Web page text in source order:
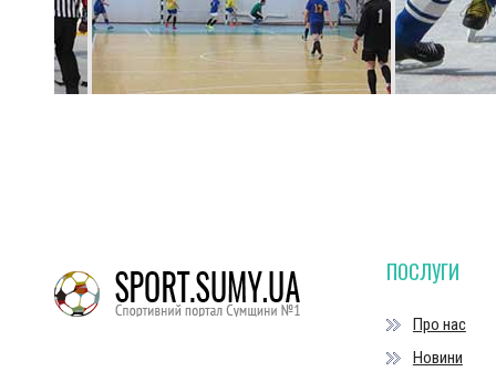
ПОСЛУГИ
Про нас
Новини